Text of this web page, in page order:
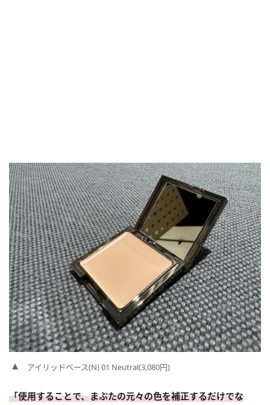
アイリッドベース(N) 01 Neutral(3,080円)
「使用することで、まぶたの元々の色を補正するだけでな